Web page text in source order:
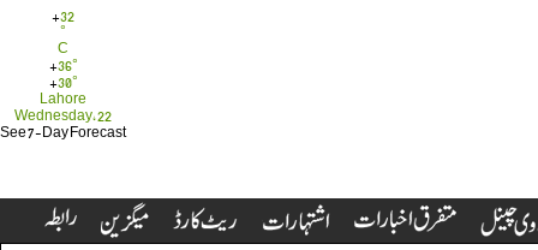
+32
°
C
+36°
+30°
Lahore
Wednesday, 22
See 7-Day Forecast